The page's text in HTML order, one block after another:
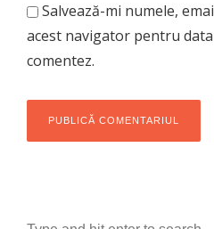
Salvează-mi numele,
acest navigator pentru
comentez.